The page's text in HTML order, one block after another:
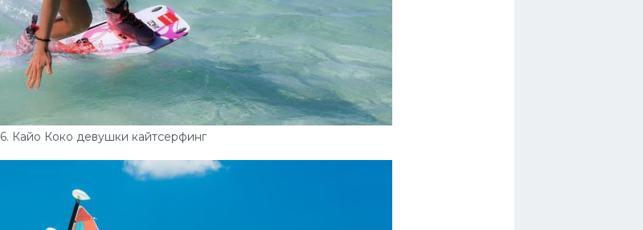
6. Кайо Коко девушки кайтсерфинг